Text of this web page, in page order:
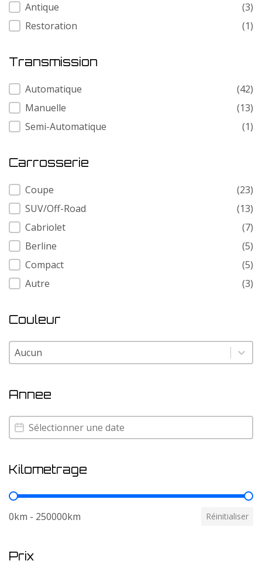
Antique
(3)
Restoration
(1)
Transmission
Transmission
Automatique
(42)
Manuelle
(13)
Semi-Automatique
(1)
Carrosserie
Carrosserie
Coupe
(23)
SUV/Off-Road
(13)
Cabriolet
(7)
Berline
(5)
Compact
(5)
Autre
(3)
Couleur
Couleur
Couleur
Annee
Annee
Annee
Kilometrage
Kilometrage
0km - 250000km Réinitialiser
Prix